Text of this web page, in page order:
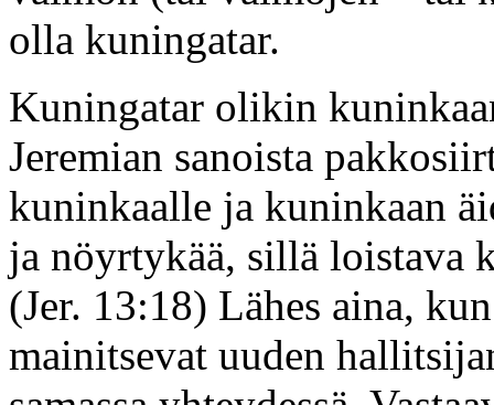
olla kuningatar.
Kuningatar olikin
Jeremian sanoista
kuninkaalle ja kuninkaan
ja nöyrtykää, sillä loistava
(Jer. 13:18) Lähes aina,
mainitsevat uuden